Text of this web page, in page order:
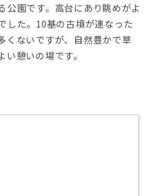
公園です。高台にあり眺めがよ
した。10基の古墳が連なった
くないですが、自然豊かで草
憩いの場です。